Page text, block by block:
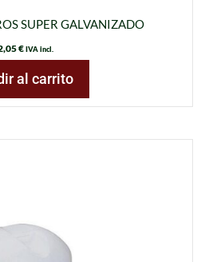
SUPER GALVANIZADO
€ IVA incl.
al carrito